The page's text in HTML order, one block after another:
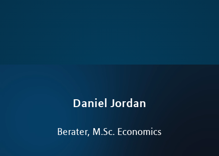
Daniel Jordan
Berater, M.Sc. Economics